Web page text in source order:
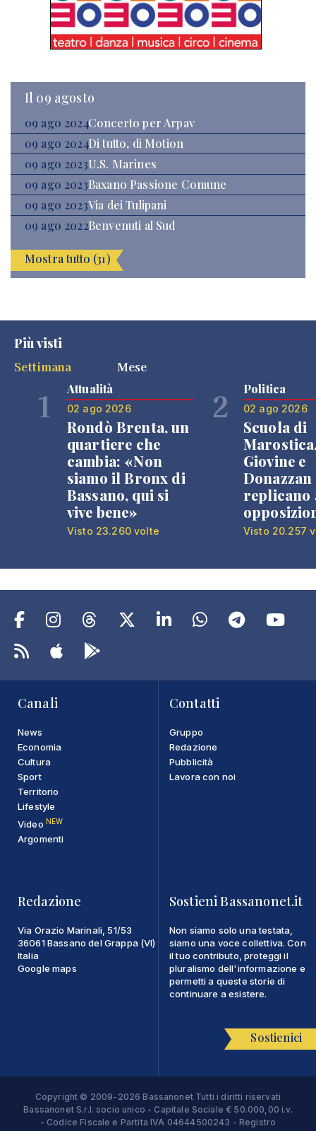
Il 09 agosto
09 ago 2024Concerto per Arpav
09 ago 2024Di tutto, di Motion
09 ago 2023U.S. Marines
09 ago 2023Baxano Passione Comune
09 ago 2023Via dei Tulipani
09 ago 2022Benvenuti al Sud
Mostra tutto (31)
Più visti
Settimana
Mese
1 Attualità
02 ago 2026
Rondò Brenta, un
quartiere che
cambia: «Non
siamo il Bronx di
Bassano, qui si
vive bene»
Visto 23.260 volte
2 Politica
02 ago 2026
Scuola di
Giovine e
Donazzan
replicano
Visto 20.257
Canali
News
Economia
Cultura
Sport
Territorio
Lifestyle
Video NEW
Argomenti
Contatti
Gruppo
Redazione
Pubblicità
Lavora con noi
Redazione
Via Orazio Marinali, 51/53
36061 Bassano del Grappa (VI)
Italia
Google maps
Sostieni Bassanonet.it
Non siamo solo una testata,
siamo una voce collettiva. Con
il tuo contributo, proteggi il
pluralismo dell'informazione e
permetti a queste storie di
continuare a esistere.
Sostienici
Copyright © 2009-2026 Bassanonet Tutti i diritti riservati
Bassanonet S.r.l. socio unico - Capitale Sociale € 50.000,00 i.v.
- Codice Fiscale e Partita IVA 04644500243 - Registro